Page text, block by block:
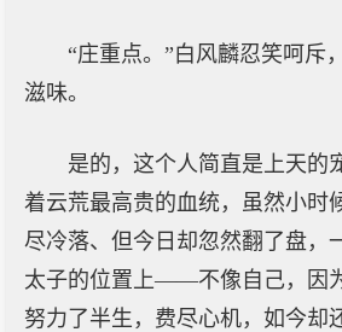
“庄重点。”白风麟忍笑呵斥
滋味。
是的，这个人简直是上天的
着云荒最高贵的血统，虽然小时
尽冷落、但今日却忽然翻了盘，
太子的位置上——不像自己，因
努力了半生，费尽心机，如今却